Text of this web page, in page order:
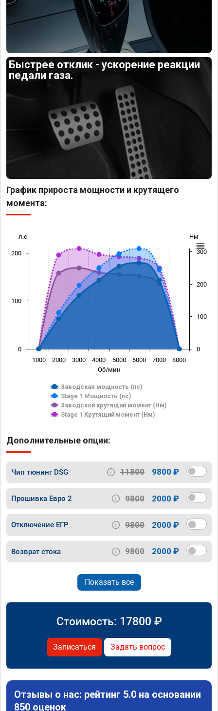
Быстрее отклик - ускорение реакции
педали газа.
График прироста мощности и крутящего
момента:
Об/мин
л.с. Нм
Заводская мощность (лс)
Stage 1 Мощность (лс)
Заводской крутящий момент (Нм)
Stage 1 Крутящий момент (Нм)
1000 2000 3000 4000 5000 6000 7000 8000
0
100
200
0
100
200
300
Дополнительные опции:
Чип тюнинг DSG 11800 9800 ₽
Прошивка Евро 2 9800 2000 ₽
Отключение ЕГР 9800 2000 ₽
Возврат стока 9800 2000 ₽
Показать все
Стоимость: 17800 ₽
Записаться Задать вопрос
Отзывы о нас: рейтинг 5.0 на основании
850 оценок